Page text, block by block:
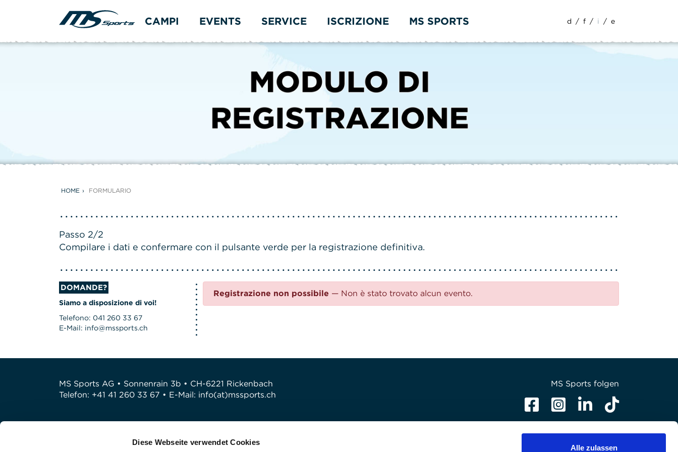
Diese Webseite verwendet Cookies
Alle zulassen
CAMPI EVENTS SERVICE ISCRIZIONE MS SPORTS d / f / i / e
HOME FORMULARIO
Passo 2/2
Compilare i dati e confermare con il pulsante verde per la registrazione definitiva.
Registrazione non possibile — Non è stato trovato alcun evento.
DOMANDE?
Siamo a disposizione di voi!
Telefono: 041 260 33 67
E-Mail: info@mssports.ch
MS Sports AG • Sonnenrain 3b • CH-6221 Rickenbach
Telefon: +41 41 260 33 67 • E-Mail: info(at)mssports.ch
MS Sports folgen